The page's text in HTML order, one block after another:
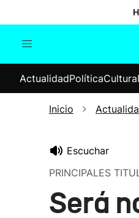
Internacional
ActualidadPolíticaCultura
Inicio
Escuchar
PRINCIPALES
Será